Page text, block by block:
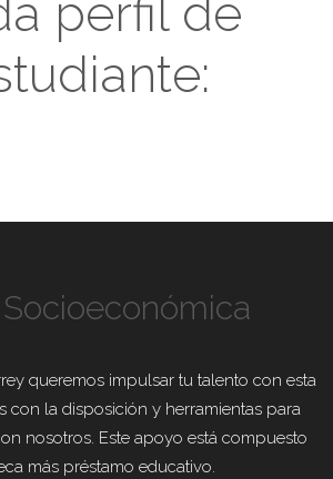
perfil de
queremos impulsar tu talento con esta
con la disposición y herramientas para
nosotros. Este apoyo está compuesto
más préstamo educativo.